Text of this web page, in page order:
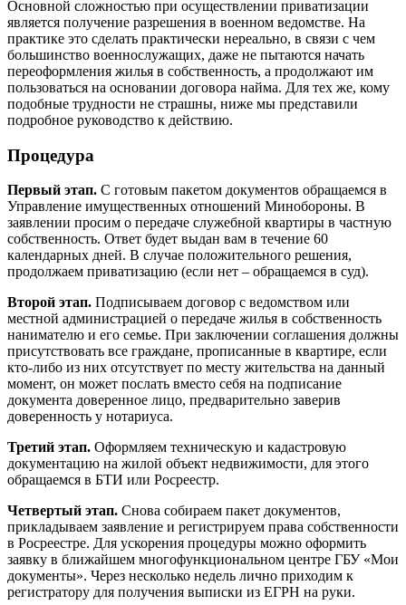
Основной сложностью при осуществлении приватизации
является получение разрешения в военном ведомстве. На
практике это сделать практически нереально, в связи с чем
большинство военнослужащих, даже не пытаются начать
переоформления жилья в собственность, а продолжают им
пользоваться на основании договора найма. Для тех же, кому
подобные трудности не страшны, ниже мы представили
подробное руководство к действию.
Процедура
Первый этап. С готовым пакетом документов обращаемся в
Управление имущественных отношений Минобороны. В
заявлении просим о передаче служебной квартиры в частную
собственность. Ответ будет выдан вам в течение 60
календарных дней. В случае положительного решения,
продолжаем приватизацию (если нет – обращаемся в суд).
Второй этап. Подписываем договор с ведомством или
местной администрацией о передаче жилья в собственность
нанимателю и его семье. При заключении соглашения должны
присутствовать все граждане, прописанные в квартире, если
кто-либо из них отсутствует по месту жительства на данный
момент, он может послать вместо себя на подписание
документа доверенное лицо, предварительно заверив
доверенность у нотариуса.
Третий этап. Оформляем техническую и кадастровую
документацию на жилой объект недвижимости, для этого
обращаемся в БТИ или Росреестр.
Четвертый этап. Снова собираем пакет документов,
прикладываем заявление и регистрируем права собственности
в Росреестре. Для ускорения процедуры можно оформить
заявку в ближайшем многофункциональном центре ГБУ «Мои
документы». Через несколько недель лично приходим к
регистратору для получения выписки из ЕГРН на руки.